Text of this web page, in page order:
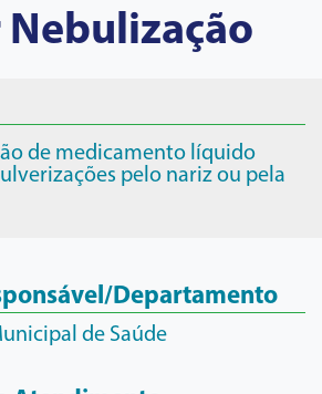
Nebulização
de medicamento líquido
pelo nariz ou pela
Departamento
de Saúde